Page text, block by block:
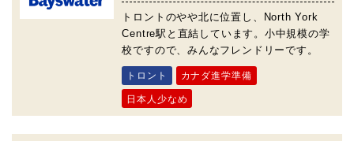
トロントのやや北に位置し、North York
Centre駅と直結しています。小中規模の学
校ですので、みんなフレンドリーです。
トロント カナダ進学準備
日本人少なめ